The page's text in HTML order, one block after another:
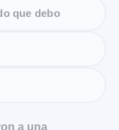
que debo
a una